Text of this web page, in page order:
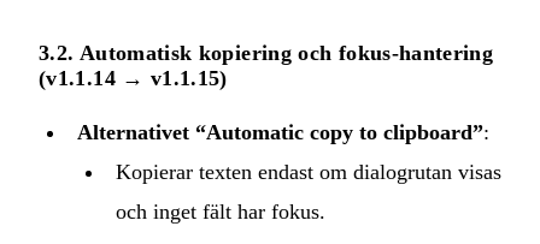
3.2. Automatisk kopiering och fokus-hantering
(v1.1.14 → v1.1.15)
Alternativet “Automatic copy to clipboard”:
Kopierar texten endast om dialogrutan visas
och inget fält har fokus.